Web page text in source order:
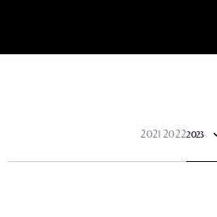
2023
2022
2021